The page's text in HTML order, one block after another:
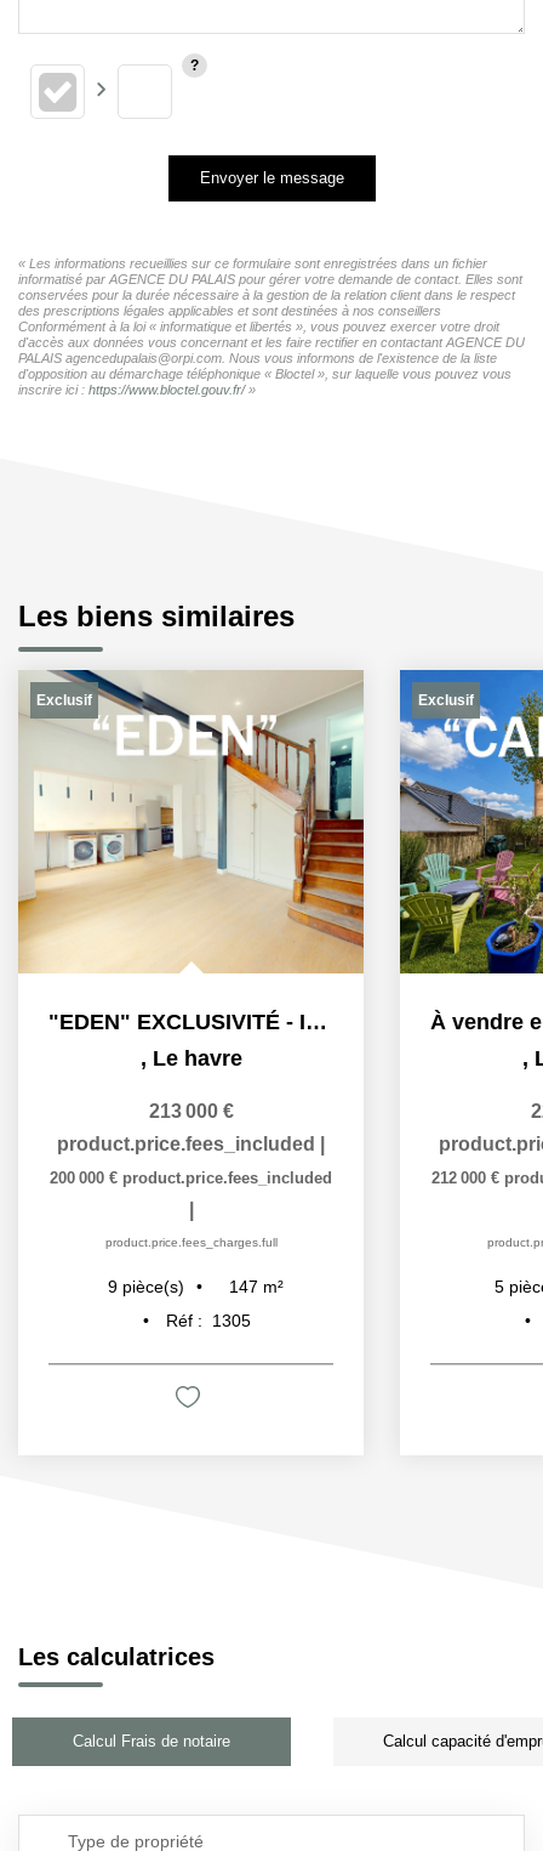
Envoyer le message
« Les informations recueillies sur ce formulaire sont enregistrées dans un fichier
informatisé par AGENCE DU PALAIS pour gérer votre demande de contact. Elles sont
conservées pour la durée nécessaire à la gestion de la relation client dans le respect
des prescriptions légales applicables et sont destinées à nos conseillers
Conformément à la loi « informatique et libertés », vous pouvez exercer votre droit
d'accès aux données vous concernant et les faire rectifier en contactant AGENCE DU
PALAIS agencedupalais@orpi.com. Nous vous informons de l'existence de la liste
d'opposition au démarchage téléphonique « Bloctel », sur laquelle vous pouvez vous
inscrire ici : https://www.bloctel.gouv.fr/»
Les biens similaires
"EDEN" EXCLUSIVITÉ - Immeuble de rapport - Quartier de...
|
Exclusif
À vendre en exclusivité: "CAMILLA" maison familiale au...
product.price.fees_included|
212 000 € product.price.fees_included
product.price.fees_charges.full
5pièce(s)
Les calculatrices
Calcul Frais de notaire Calcul capacité